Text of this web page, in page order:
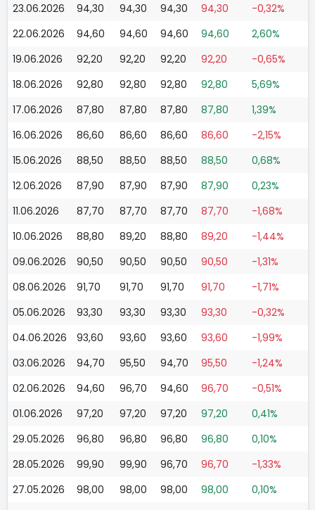
23.06.2026
94,30 94,30 94,30 94,30
-0,32%
22.06.2026
94,60 94,60 94,60 94,60
2,60%
19.06.2026
92,20 92,20 92,20 92,20
-0,65%
18.06.2026
92,80 92,80 92,80 92,80
5,69%
17.06.2026
87,80 87,80 87,80 87,80
1,39%
16.06.2026
86,60 86,60 86,60 86,60
-2,15%
15.06.2026
88,50 88,50 88,50 88,50
0,68%
12.06.2026
87,90 87,90 87,90 87,90
0,23%
11.06.2026
87,70 87,70 87,70 87,70
-1,68%
10.06.2026
88,80 89,20 88,80 89,20
-1,44%
09.06.2026
90,50 90,50 90,50 90,50
-1,31%
08.06.2026
91,70 91,70 91,70 91,70
-1,71%
05.06.2026
93,30 93,30 93,30 93,30
-0,32%
04.06.2026
93,60 93,60 93,60 93,60
-1,99%
03.06.2026
94,70 95,50 94,70 95,50
-1,24%
02.06.2026
94,60 96,70 94,60 96,70
-0,51%
01.06.2026
97,20 97,20 97,20 97,20
0,41%
29.05.2026
96,80 96,80 96,80 96,80
0,10%
28.05.2026
99,90 99,90 96,70 96,70
-1,33%
27.05.2026
98,00 98,00 98,00 98,00
0,10%